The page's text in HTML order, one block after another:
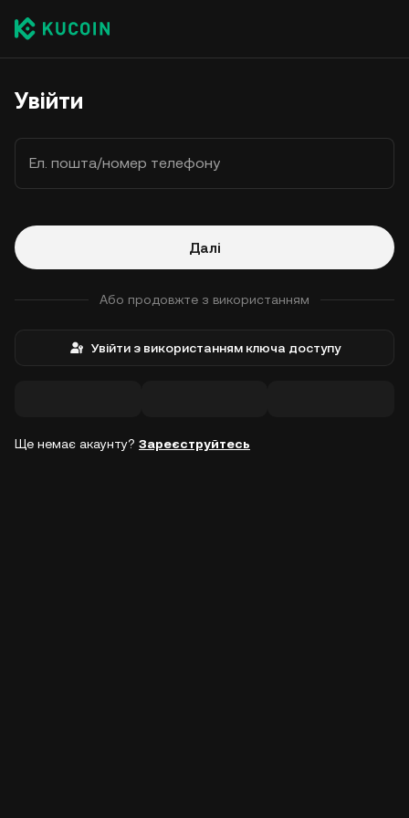
Увійти
Ел. пошта/номер телефону
Далі
Або продовжте з використанням
Увійти з використанням ключа доступу
Ще немає акаунту? Зареєструйтесь